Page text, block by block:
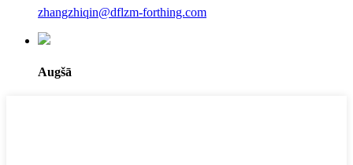
zhangzhiqin@dflzm-forthing.com
Augšā